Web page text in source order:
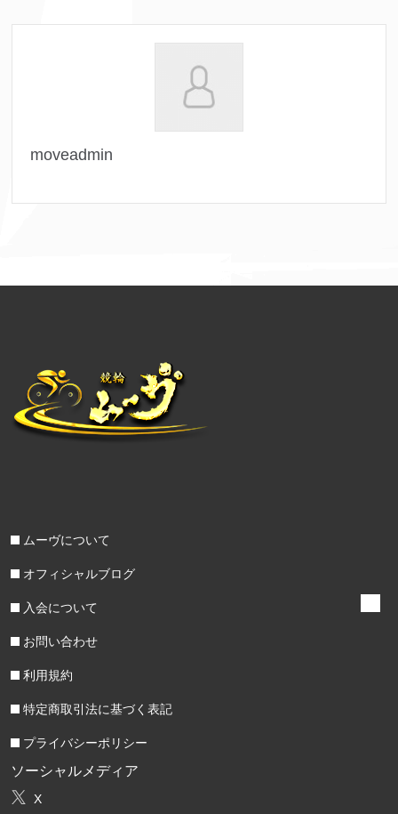
moveadmin
ムーヴについて
オフィシャルブログ
入会について
お問い合わせ
利用規約
特定商取引法に基づく表記
プライバシーポリシー
ソーシャルメディア
X